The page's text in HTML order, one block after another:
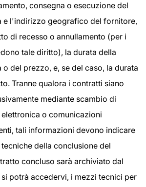
consegna o esecuzione del
e l'indirizzo geografico del fornitore,
di recesso o annullamento (per i
tale diritto), la durata della
del prezzo, e, se del caso, la durata
Tranne qualora i contratti siano
mediante scambio di
o comunicazioni
tali informazioni devono indicare
della conclusione del
concluso sarà archiviato dal
potrà accedervi, i mezzi tecnici per